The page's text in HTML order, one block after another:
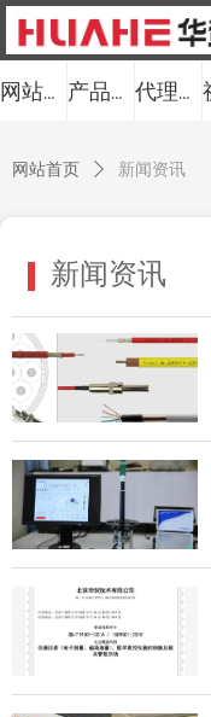
网站首页 产品中心 代理品牌
新闻资讯
网站首页 ꄲ 新闻资讯